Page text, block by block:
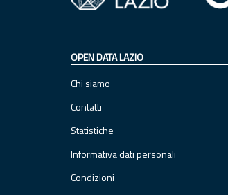
OPEN DATA LAZIO
Chi siamo
Contatti
Statistiche
Informativa dati personali
Condizioni